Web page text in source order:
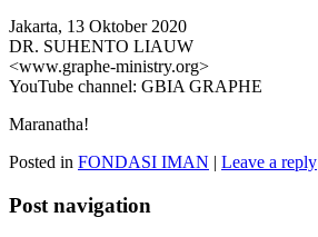
Jakarta, 13 Oktober 2020
DR. SUHENTO LIAUW
<www.graphe-ministry.org>
YouTube channel: GBIA GRAPHE
Maranatha!
Posted in FONDASI IMAN | Leave a reply
Post navigation